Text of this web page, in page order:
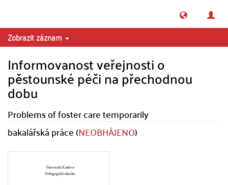
Zobrazit záznam
Informovanost veřejnosti o
pěstounské péči na přechodnou
dobu
Problems of foster care temporarily
bakalářská práce (NEOBHÁJENO)